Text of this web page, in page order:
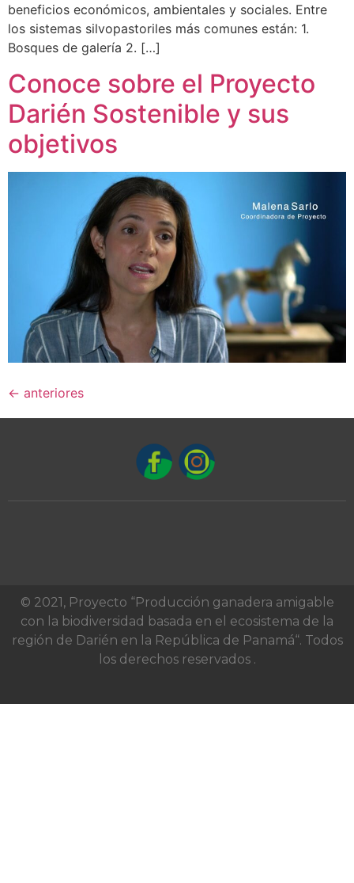
beneficios económicos, ambientales y sociales. Entre
los sistemas silvopastoriles más comunes están: 1.
Bosques de galería 2. […]
Conoce sobre el Proyecto
Darién Sostenible y sus
objetivos
← anteriores
© 2021, Proyecto “Producción ganadera amigable
con la biodiversidad basada en el ecosistema de la
región de Darién en la República de Panamá“. Todos
los derechos reservados .